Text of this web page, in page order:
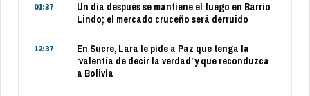
01:37
Un día después se mantiene el fuego en Barrio
Lindo; el mercado cruceño será derruido
12:37
En Sucre, Lara le pide a Paz que tenga la
‘valentía de decir la verdad’ y que reconduzca
a Bolivia